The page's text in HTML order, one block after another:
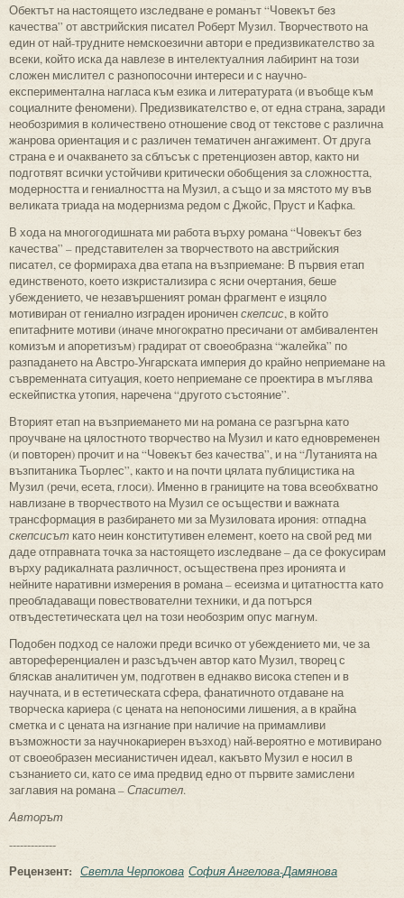
Обектът на настоящето изследване е романът “Човекът без
качества” от австрийския писател Роберт Музил. Творчеството на
един от най-трудните немскоезични автори е предизвикателство за
всеки, който иска да навлезе в интелектуалния лабиринт на този
сложен мислител с разнопосочни интереси и с научно-
експериментална нагласа към езика и литературата (и въобще към
социалните феномени). Предизвикателство е, от една страна, заради
необозримия в количествено отношение свод от текстове с различна
жанрова ориентация и с различен тематичен ангажимент. От друга
страна е и очакването за сблъсък с претенциозен автор, както ни
подготвят всички устойчиви критически обобщения за сложността,
модерността и гениалността на Музил, а също и за мястото му във
великата триада на модернизма редом с Джойс, Пруст и Кафка.
В хода на многогодишната ми работа върху романа “Човекът без
качества” – представителен за творчеството на австрийския
писател, се формираха два етапа на възприемане: В първия етап
единственото, което изкристализира с ясни очертания, беше
убеждението, че незавършеният роман фрагмент е изцяло
мотивиран от гениално изграден ирониченскепсис, в който
епитафните мотиви (иначе многократно пресичани от амбивалентен
комизъм и апоретизъм) градират от своеобразна “жалейка” по
разпадането на Австро-Унгарската империя до крайно неприемане на
съвременната ситуация, което неприемане се проектира в мъглява
ескейпистка утопия, наречена “другото състояние”.
Вторият етап на възприемането ми на романа се разгърна като
проучване на цялостното творчество на Музил и като едновременен
(и повторен) прочит и на “Човекът без качества”, и на “Лутанията на
възпитаника Тьорлес”, както и на почти цялата публицистика на
Музил (речи, есета, глоси). Именно в границите на това всеобхватно
навлизане в творчеството на Музил се осъществи и важната
трансформация в разбирането ми за Музиловата ирония: отпадна
скепсисът като неин конститутивен елемент, което на свой ред ми
даде отправната точка за настоящето изследване – да се фокусирам
върху радикалната различност, осъществена през иронията и
нейните наративни измерения в романа – есеизма и цитатността като
преобладаващи повествователни техники, и да потърся
отвъдестетическата цел на този необозрим опус магнум.
Подобен подход се наложи преди всичко от убеждението ми, че за
автореференциален и разсъдъчен автор като Музил, творец с
бляскав аналитичен ум, подготвен в еднакво висока степен и в
научната, и в естетическата сфера, фанатичното отдаване на
творческа кариера (с цената на непоносими лишения, а в крайна
сметка и с цената на изгнание при наличие на примамливи
възможности за научнокариерен възход) най-вероятно е мотивирано
от своеобразен месианистичен идеал, какъвто Музил е носил в
съзнанието си, като се има предвид едно от първите замислени
заглавия на романа –Спасител.
Авторът
-------------
Рецензент: Светла Черпокова София Ангелова-Дамянова